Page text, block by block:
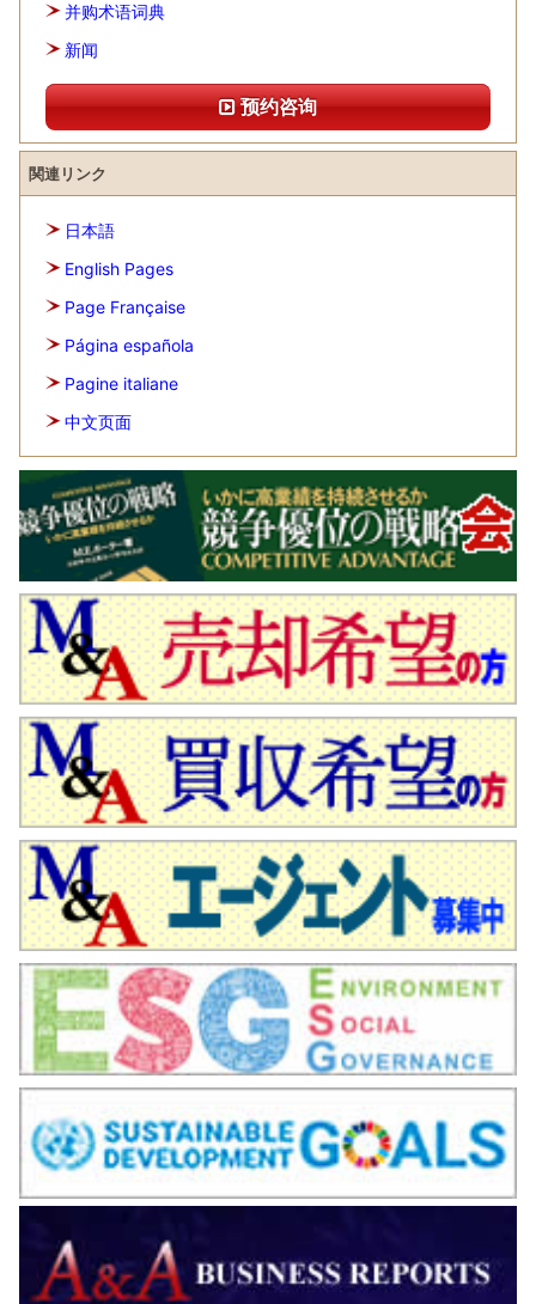
并购术语词典
新闻
预约咨询
関連リンク
日本語
English Pages
Page Française
Página española
Pagine italiane
中文页面